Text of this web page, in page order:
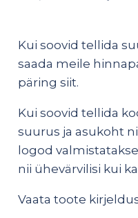
Kui soovid tellida
saada meile
päringsiit.
Kui soovid tellida
suurus ja asukoht
logod
nii ühevärvilisi kui
Vaata toote